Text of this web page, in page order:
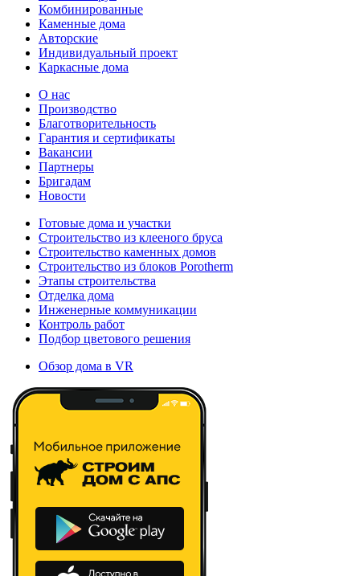
Комбинированные
Каменные дома
Авторские
Индивидуальный проект
Каркасные дома
О нас
Производство
Благотворительность
Гарантия и сертификаты
Вакансии
Партнеры
Бригадам
Новости
Готовые дома и участки
Строительство из клееного бруса
Строительство каменных домов
Строительство из блоков Porotherm
Этапы строительства
Отделка дома
Инженерные коммуникации
Контроль работ
Подбор цветового решения
Обзор дома в VR